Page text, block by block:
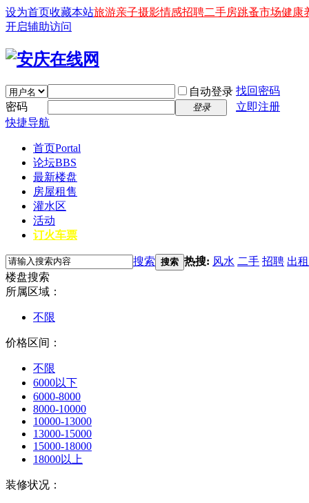
设为首页收藏本站旅游亲子摄影情感招聘二手房跳蚤市场健康
开启辅助访问
自动登录 找回密码
密码
登录
立即注册
快捷导航
首页Portal
论坛BBS
最新楼盘
房屋租售
灌水区
活动
订火车票
搜索 搜索 热搜: 风水 二手 招聘 出租
楼盘搜索
所属区域：
不限
价格区间：
不限
6000以下
6000-8000
8000-10000
10000-13000
13000-15000
15000-18000
18000以上
装修状况：